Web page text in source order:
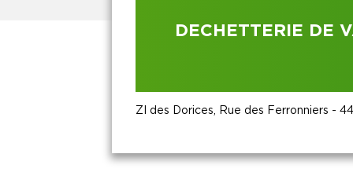
DECHETTERIE DE
ZI des Dorices, Rue des Ferronniers -